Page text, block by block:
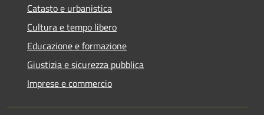
Catasto e urbanistica
Cultura e tempo libero
Educazione e formazione
Giustizia e sicurezza pubblica
Imprese e commercio